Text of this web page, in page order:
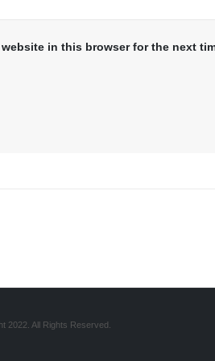
website in this browser for the next
2022. All Rights Reserved.